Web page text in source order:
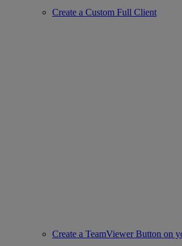
Create a Custom Full Client
Create a TeamViewer Button on